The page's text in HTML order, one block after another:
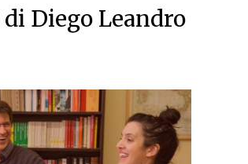
Diego Leandro